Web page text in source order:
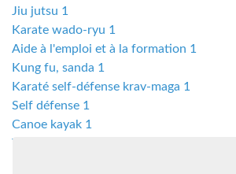
Jiu jutsu 1
Karate wado-ryu 1
Aide à l'emploi et à la formation 1
Kung fu, sanda 1
Karaté self-défense krav-maga 1
Self défense 1
Canoe kayak 1
Tir a l'arc a poulie 1